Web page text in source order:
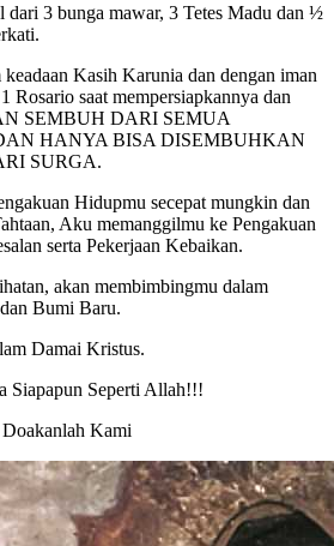
dari 3 bunga mawar, 3 Tetes Madu dan ½
Kasih Karunia dan dengan iman
Rosario saat mempersiapkannya dan
SEMBUH DARI SEMUA
HANYA BISA DISEMBUHKAN
SURGA.
Hidupmu secepat mungkin dan
Aku memanggilmu ke Pengakuan
serta Pekerjaan Kebaikan.
akan membimbingmu dalam
Bumi Baru.
Damai Kristus.
Siapapun Seperti Allah!!!
Kami